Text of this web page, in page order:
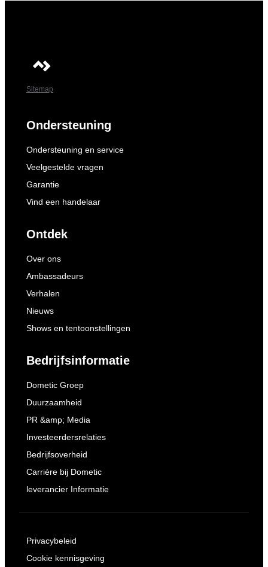
Sitemap
Ondersteuning
Ondersteuning en service
Veelgestelde vragen
Garantie
Vind een handelaar
Ontdek
Over ons
Ambassadeurs
Verhalen
Nieuws
Shows en tentoonstellingen
Bedrijfsinformatie
Dometic Groep
Duurzaamheid
PR &amp; Media
Investeerdersrelaties
Bedrijfsoverheid
Carrière bij Dometic
leverancier Informatie
Privacybeleid
Cookie kennisgeving